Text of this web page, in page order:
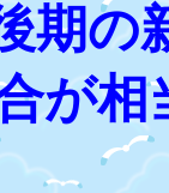
期の
が相